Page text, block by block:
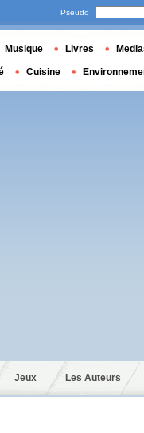
Jeux Les Auteurs
Pseudo
Musique Livres
Cuisine